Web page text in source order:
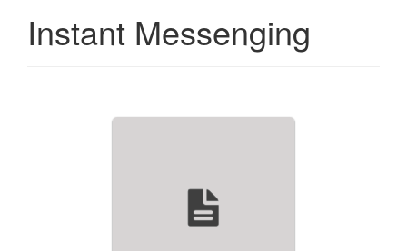
Instant Messenging